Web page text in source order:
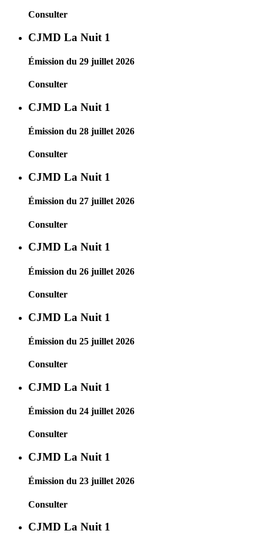
Consulter
CJMD La Nuit 1
Émission du 29 juillet 2026
Consulter
CJMD La Nuit 1
Émission du 28 juillet 2026
Consulter
CJMD La Nuit 1
Émission du 27 juillet 2026
Consulter
CJMD La Nuit 1
Émission du 26 juillet 2026
Consulter
CJMD La Nuit 1
Émission du 25 juillet 2026
Consulter
CJMD La Nuit 1
Émission du 24 juillet 2026
Consulter
CJMD La Nuit 1
Émission du 23 juillet 2026
Consulter
CJMD La Nuit 1